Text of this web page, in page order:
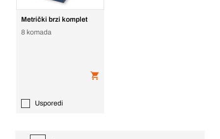
Metrički brzi komplet
8 komada
Usporedi